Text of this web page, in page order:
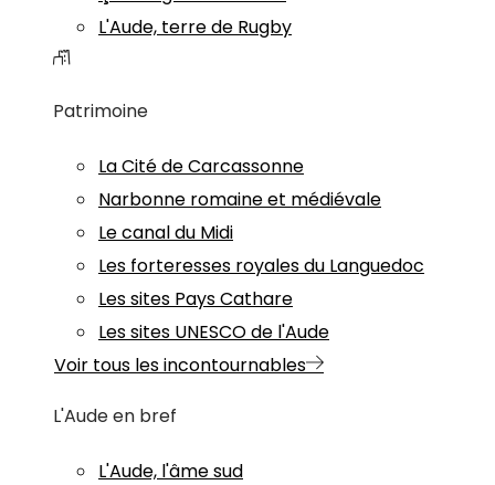
L'Aude, terre de Rugby
Patrimoine
La Cité de Carcassonne
Narbonne romaine et médiévale
Le canal du Midi
Les forteresses royales du Languedoc
Les sites Pays Cathare
Les sites UNESCO de l'Aude
Voir tous les incontournables
L'Aude en bref
L'Aude, l'âme sud